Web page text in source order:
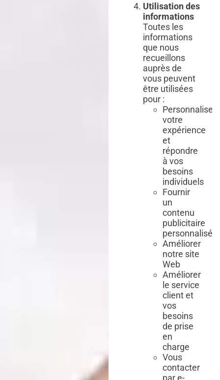
Utilisation des
informations
Toutes les
informations
que nous
recueillons
auprès de
vous peuvent
être utilisées
pour :
Personnaliser
votre
expérience
et
répondre
à vos
besoins
individuels
Fournir
un
contenu
publicitaire
personnalisé
Améliorer
notre site
Web
Améliorer
le service
client et
vos
besoins
de prise
en
charge
Vous
contacter
par e-